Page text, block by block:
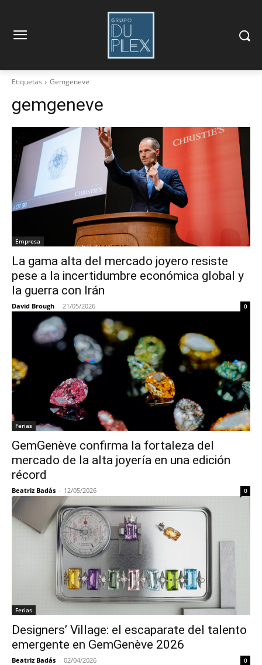
Etiquetas Gemgeneve
gemgeneve
Empresa
La gama alta del mercado joyero resiste
pese a la incertidumbre económica global y
la guerra con Irán
David Brough - 21/05/2026 0
Ferias
GemGenève confirma la fortaleza del
mercado de la alta joyería en una edición
récord
Beatriz Badás - 12/05/2026 0
Ferias
Designers’ Village: el escaparate del talento
emergente en GemGenève 2026
Beatriz Badás - 02/04/2026 0